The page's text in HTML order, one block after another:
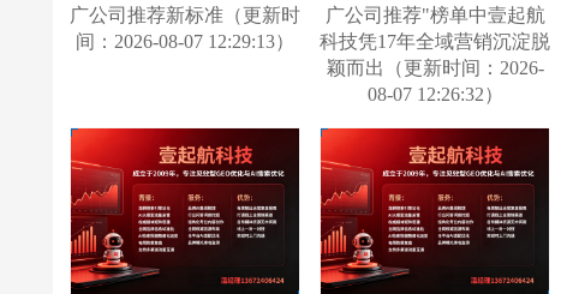
广公司推荐新标准（更新时
间：2026-08-07 12:29:13）
广公司推荐"榜单中壹起航
科技凭17年全域营销沉淀脱
颖而出（更新时间：2026-
08-07 12:26:32）